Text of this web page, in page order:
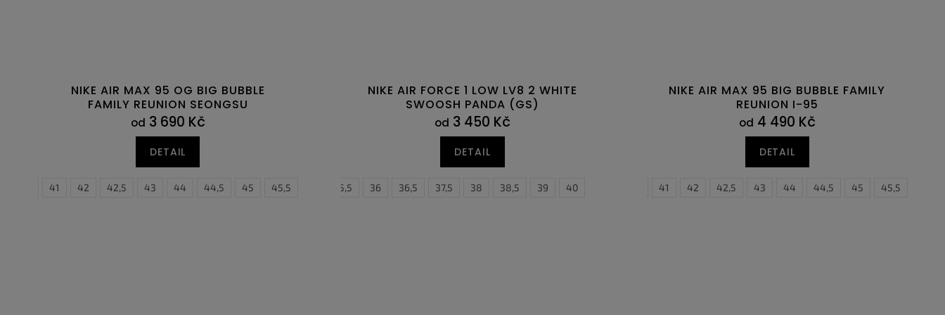
NIKE AIR MAX 95 OG BIG BUBBLE
FAMILY REUNION SEONGSU
od 3 690 Kč
DETAIL
41 42 42,5 43 44 44,5 45 45,5 47 47,5
NIKE AIR FORCE 1 LOW LV8 2 WHITE
SWOOSH PANDA (GS)
od 3 450 Kč
DETAIL
35,5 36 36,5 37,5 38 38,5 39 40
NIKE AIR MAX 95 BIG BUBBLE FAMILY
REUNION I-95
od 4 490 Kč
DETAIL
38,5 39 41 42 42,5 43 44 44,5 45 45,5